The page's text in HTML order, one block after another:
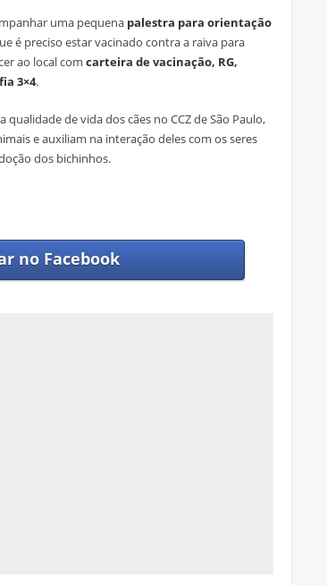
uma pequena palestra para orientação
é preciso estar vacinado contra a raiva para
ao local com carteira de vacinação, RG,
3×4.
de vida dos cães no CCZ de São Paulo,
e auxiliam na interação deles com os seres
dos bichinhos.
no Facebook